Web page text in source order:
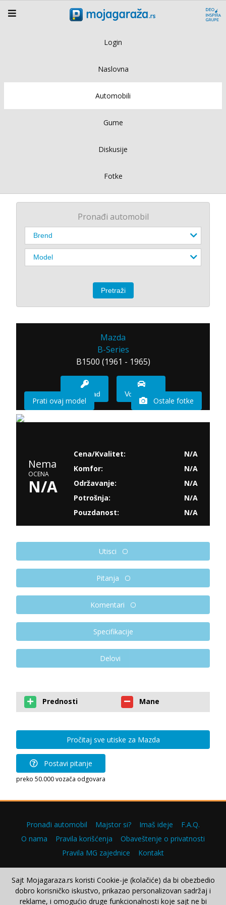
Login
Naslovna
Automobili
Gume
Diskusije
Fotke
Pronađi automobil
Mazda
B-Series
B1500 (1961 - 1965)
Imam sad Vozio sam
Prati ovaj model Ostale fotke
Nema
OCENA
N/A
Cena/Kvalitet:
N/A
Komfor:
N/A
Održavanje:
N/A
Potrošnja:
N/A
Pouzdanost:
N/A
Utisci
Pitanja
Komentari
Specifikacije
Delovi
Prednosti Mane
Pročitaj sve utiske za Mazda
Postavi pitanje
preko 50.000 vozača odgovara
Pronađi automobil Majstor si? Imaš ideje
F.A.Q.
O nama
Pravila korišćenja
Obaveštenje o privatnosti
Pravila MG zajednice
Kontakt
Copyright © 2000–2026.
Sajt Mojagaraza.rs koristi Cookie-je (kolačiće) da bi obezbedio
dobro korisničko iskustvo, prikazao personalizovan sadržaj i
reklame, i omogućio druge funkcionalnosti koje sajt ne bi